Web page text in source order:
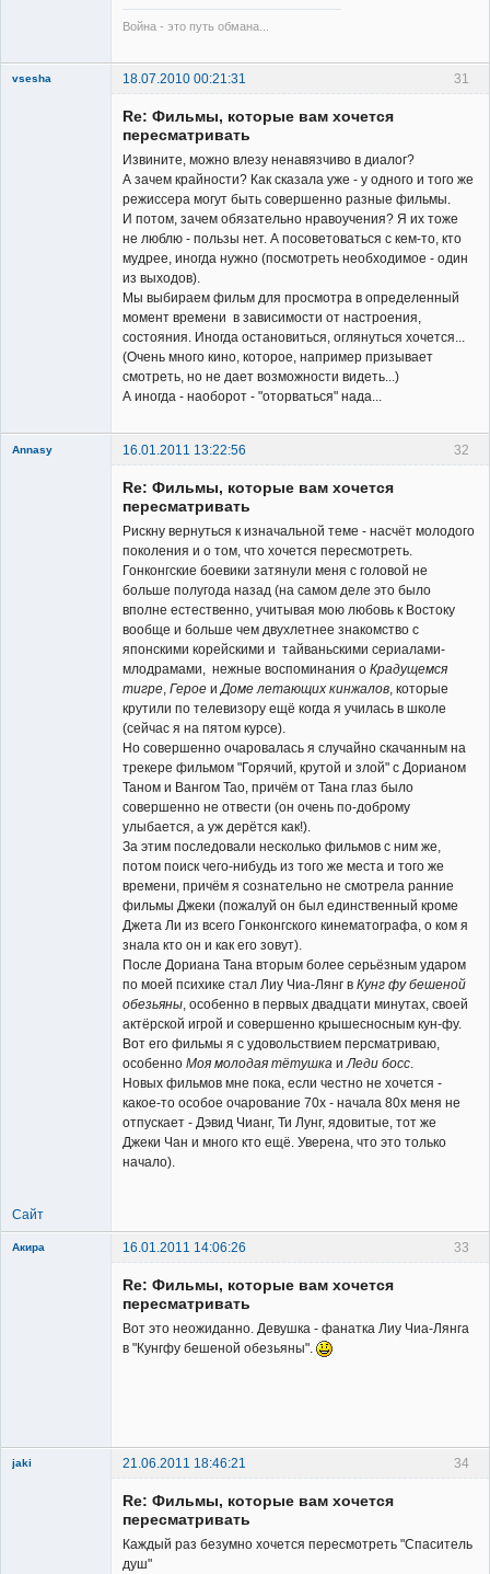
Война - это путь обмана...
31
vsesha 18.07.2010 00:21:31
Re: Фильмы, которые вам хочется
пересматривать
Извините, можно влезу ненавязчиво в диалог?
А зачем крайности? Как сказала уже - у одного и того же
режиссера могут быть совершенно разные фильмы.
И потом, зачем обязательно нравоучения? Я их тоже
не люблю - пользы нет. А посоветоваться с кем-то, кто
мудрее, иногда нужно (посмотреть необходимое - один
из выходов).
Мы выбираем фильм для просмотра в определенный
момент времени в зависимости от настроения,
состояния. Иногда остановиться, оглянуться хочется...
(Очень много кино, которое, например призывает
смотреть, но не дает возможности видеть...)
А иногда - наоборот - "оторваться" нада...
32
Annasy
16.01.2011 13:22:56
Re: Фильмы, которые вам хочется
пересматривать
Рискну вернуться к изначальной теме - насчёт молодого
поколения и о том, что хочется пересмотреть.
Гонконгские боевики затянули меня с головой не
больше полугода назад (на самом деле это было
вполне естественно, учитывая мою любовь к Востоку
вообще и больше чем двухлетнее знакомство с
японскими корейскими и тайваньскими сериалами-
млодрамами, нежные воспоминания о Крадущемся
тигре Герое и Доме летающих кинжалов , которые
крутили по телевизору ещё когда я училась в школе
(сейчас я на пятом курсе).
Но совершенно очаровалась я случайно скачанным на
трекере фильмом "Горячий, крутой и злой" с Дорианом
Таном и Вангом Тао, причём от Тана глаз было
совершенно не отвести (он очень по-доброму
улыбается, а уж дерётся как!).
За этим последовали несколько фильмов с ним же,
потом поиск чего-нибудь из того же места и того же
времени, причём я сознательно не смотрела ранние
фильмы Джеки (пожалуй он был единственный кроме
Джета Ли из всего Гонконгского кинематографа, о ком я
знала кто он и как его зовут).
После Дориана Тана вторым более серьёзным ударом
по моей психике стал Лиу Чиа-Лянг в Кунг фу бешеной
обезьяны , особенно в первых двадцати минутах, своей
актёрской игрой и совершенно крышесносным кун-фу.
Вот его фильмы я с удовольствием персматриваю,
особенно Моя молодая тётушка и Леди босс
Новых фильмов мне пока, если честно не хочется -
какое-то особое очарование 70х - начала 80х меня не
отпускает - Дэвид Чианг, Ти Лунг, ядовитые, тот же
Джеки Чан и много кто ещё. Уверена, что это только
начало).
Сайт
33
Акира 16.01.2011 14:06:26
Re: Фильмы, которые вам хочется
пересматривать
Вот это неожиданно. Девушка - фанатка Лиу Чиа-Лянга
в "Кунгфу бешеной обезьяны".
34
jaki
21.06.2011 18:46:21
Re: Фильмы, которые вам хочется
пересматривать
Каждый раз безумно хочется пересмотреть "Спаситель
душ"